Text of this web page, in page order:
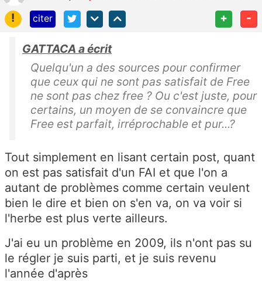
!
citer + -
GATTACA a écrit
Quelqu'un a des sources pour confirmer
que ceux qui ne sont pas satisfait de Free
ne sont pas chez free ? Ou c'est juste, pour
certains, un moyen de se convaincre que
Free est parfait, irréprochable et pur...?
Tout simplement en lisant certain post, quant
on est pas satisfait d'un FAI et que l'on a
autant de problèmes comme certain veulent
bien le dire et bien on s'en va, on va voir si
l'herbe est plus verte ailleurs.
J'ai eu un problème en 2009, ils n'ont pas su
le régler je suis parti, et je suis revenu
l'année d'après